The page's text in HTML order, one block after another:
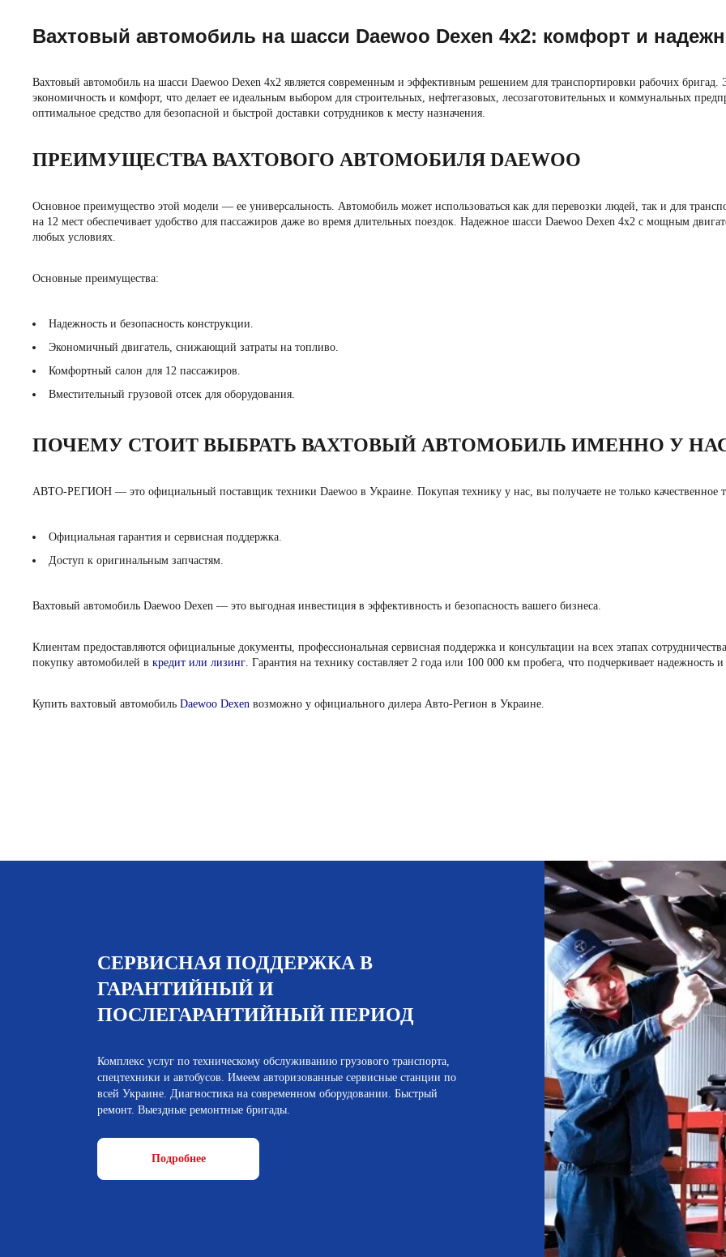
Вахтовый автомобиль на шасси Daewoo Dexen 4х2: комфорт и
Вахтовый автомобиль на шасси Daewoo Dexen 4х2 является современным и эффективным решением для транспортировки рабочих бригад.
экономичность и комфорт, что делает ее идеальным выбором для строительных, нефтегазовых, лесозаготовительных и коммунальных
оптимальное средство для безопасной и быстрой доставки сотрудников к месту назначения.
ПРЕИМУЩЕСТВА ВАХТОВОГО АВТОМОБИЛЯ DAEWOO
Основное преимущество этой модели — ее универсальность. Автомобиль может использоваться как для перевозки людей, так и для
на 12 мест обеспечивает удобство для пассажиров даже во время длительных поездок. Надежное шасси Daewoo Dexen 4х2 с мощным
любых условиях.
Основные преимущества:
Надежность и безопасность конструкции.
Экономичный двигатель, снижающий затраты на топливо.
Комфортный салон для 12 пассажиров.
Вместительный грузовой отсек для оборудования.
ПОЧЕМУ СТОИТ ВЫБРАТЬ ВАХТОВЫЙ АВТОМОБИЛЬ ИМЕННО У
АВТО-РЕГИОН — это официальный поставщик техники Daewoo в Украине. Покупая технику у нас, вы получаете не только качественное
Официальная гарантия и сервисная поддержка.
Доступ к оригинальным запчастям.
Вахтовый автомобиль Daewoo Dexen — это выгодная инвестиция в эффективность и безопасность вашего бизнеса.
Клиентам предоставляются официальные документы, профессиональная сервисная поддержка и консультации на всех этапах
покупку автомобилей в кредит или лизинг. Гарантия на технику составляет 2 года или 100 000 км пробега, что подчеркивает надежность
Купить вахтовый автомобиль Daewoo Dexen возможно у официального дилера Авто-Регион в Украине.
СЕРВИСНАЯ ПОДДЕРЖКА В
ГАРАНТИЙНЫЙ И
ПОСЛЕГАРАНТИЙНЫЙ ПЕРИОД
Комплекс услуг по техническому обслуживанию грузового транспорта,
спецтехники и автобусов. Имеем авторизованные сервисные станции по
всей Украине. Диагностика на современном оборудовании. Быстрый
ремонт. Выездные ремонтные бригады.
Подробнее